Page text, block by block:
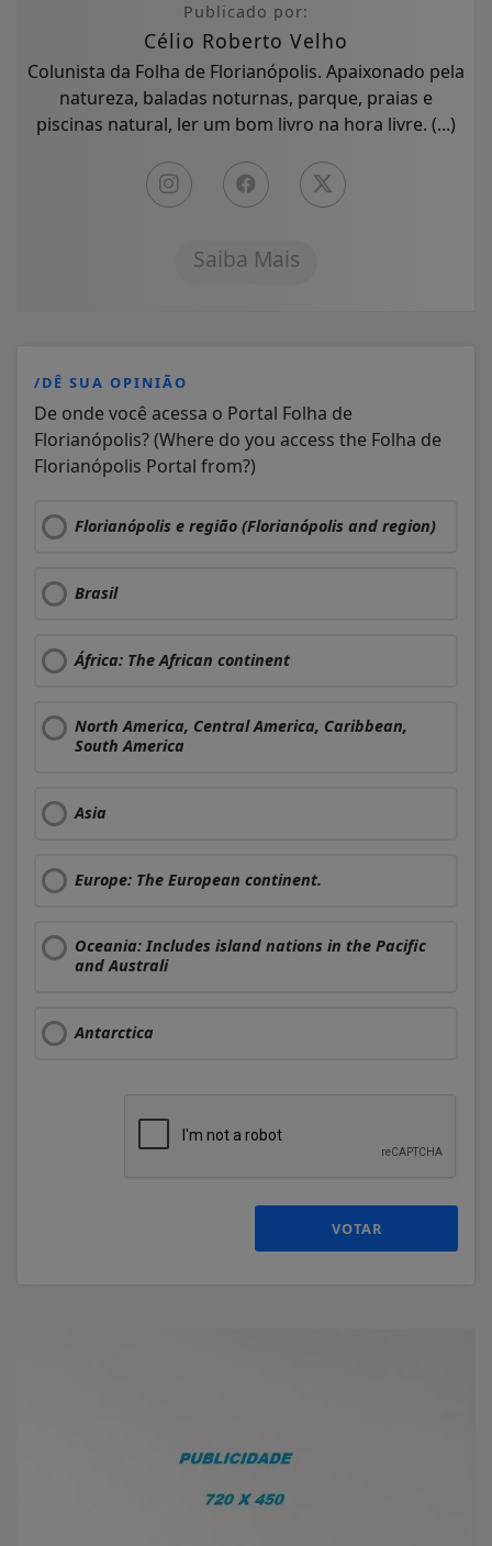
Publicado por:
Célio Roberto Velho
Colunista da Folha de Florianópolis. Apaixonado pela
natureza, baladas noturnas, parque, praias e
piscinas natural, ler um bom livro na hora livre. (...)
Saiba Mais
/DÊ SUA OPINIÃO
De onde você acessa o Portal Folha de
Florianópolis? (Where do you access the Folha de
Florianópolis Portal from?)
Florianópolis e região (Florianópolis and region)
Brasil
África: The African continent
North America, Central America, Caribbean,
South America
Asia
Europe: The European continent.
Oceania: Includes island nations in the Pacific
and Australi
Antarctica
VOTAR